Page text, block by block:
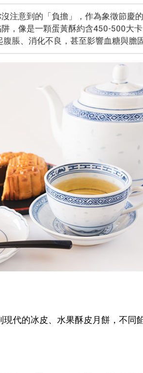
注意到的「負擔」，作為象徵節慶
，像是一顆蛋黃酥約含450-500大
脹、消化不良，甚至影響血糖與膽
代的冰皮、水果酥皮月餅，不同